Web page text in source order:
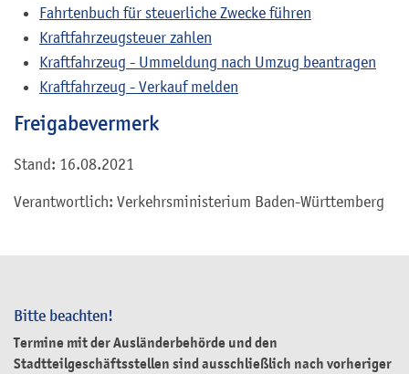
Bitte beachten!
Termine mit der Ausländerbehörde und den
Stadtteilgeschäftsstellen sind ausschließlich nach vorheriger
Fahrtenbuch für steuerliche Zwecke führen
Kraftfahrzeugsteuer zahlen
Kraftfahrzeug - Ummeldung nach Umzug beantragen
Kraftfahrzeug - Verkauf melden
Freigabevermerk
Stand: 16.08.2021
Verantwortlich: Verkehrsministerium Baden-Württemberg